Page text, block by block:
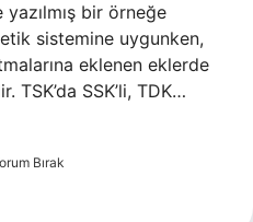
yazılmış bir örneğe
sistemine uygunken,
eklenen eklerde
TSK’da SSK’li, TDK…
Bırak